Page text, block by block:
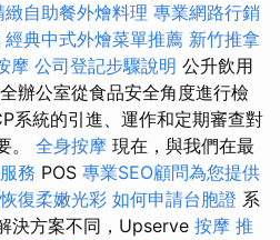
緻自助餐外燴料理 專業網路行銷
經典中式外燴菜單推薦 新竹推拿
摩 公司登記步驟說明 公升飲用
辦公室從食品安全角度進行檢
系統的引進、運作和定期審查對
。 全身按摩 現在，與我們在最
務 POS 專業SEO顧問為您提供
復柔嫩光彩 如何申請台胞證 系
決方案不同，Upserve 按摩 推